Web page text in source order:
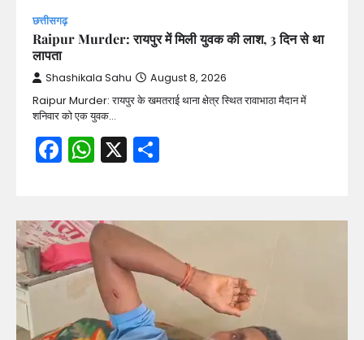
छत्तीसगढ़
Raipur Murder: रायपुर में मिली युवक की लाश, 3 दिन से था
लापता
Shashikala Sahu August 8, 2026
Raipur Murder: रायपुर के खमतराई थाना क्षेत्र स्थित रावाभाठा मैदान में
शनिवार को एक युवक…
Facebook
WhatsApp
X